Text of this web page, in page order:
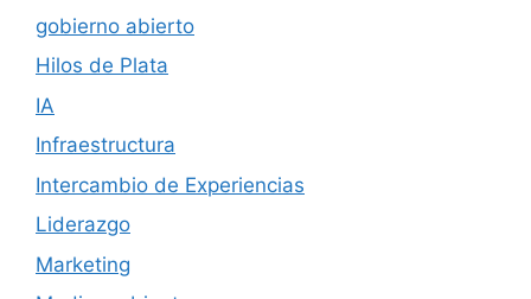
gobierno abierto
Hilos de Plata
IA
Infraestructura
Intercambio de Experiencias
Liderazgo
Marketing